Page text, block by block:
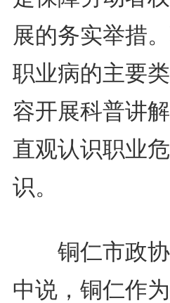
展的务实举措
职业病的主要
容开展科普讲
直观认识职业
识。
铜仁市政协
中说，铜仁作